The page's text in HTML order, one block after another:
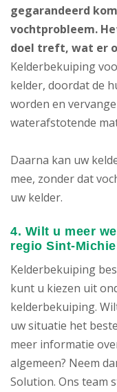
gegarandeerd
vochtprobleem.
doel treft, wat er
Kelderbekuiping
kelder, doordat de
worden en
waterafstotende
Daarna kan uw
mee, zonder dat
uw kelder.
4. Wilt u meer
regio Sint-
Kelderbekuiping
kunt u kiezen uit
kelderbekuiping.
uw situatie het
meer informatie
algemeen? Neem
Solution. Ons team